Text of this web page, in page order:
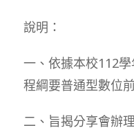
說明：
一、依據本校112
程綱要普通型數位
二、旨揭分享會辦